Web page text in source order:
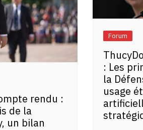
rendu :
de la
un bilan
Forum
: Les
la
usage